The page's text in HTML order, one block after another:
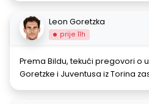
Leon Goretzka
prije 11h
Prema Bildu, tekući pregovori o
Goretzke i Juventusa iz Torina